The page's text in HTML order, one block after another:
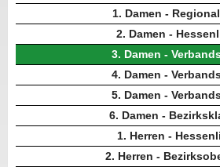
1. Damen -
2. Damen -
3. Damen -
4. Damen -
5. Damen -
6. Damen -
1. Herren -
2. Herren -